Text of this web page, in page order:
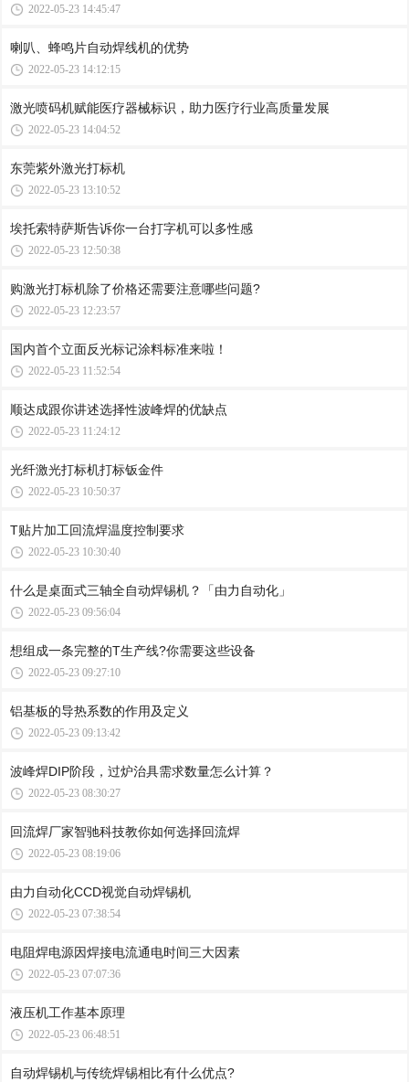
2022-05-23 14:45:47
喇叭、蜂鸣片自动焊线机的优势
2022-05-23 14:12:15
激光喷码机赋能医疗器械标识，助力医疗行业高质量发展
2022-05-23 14:04:52
东莞紫外激光打标机
2022-05-23 13:10:52
埃托索特萨斯告诉你一台打字机可以多性感
2022-05-23 12:50:38
购激光打标机除了价格还需要注意哪些问题?
2022-05-23 12:23:57
国内首个立面反光标记涂料标准来啦！
2022-05-23 11:52:54
顺达成跟你讲述选择性波峰焊的优缺点
2022-05-23 11:24:12
光纤激光打标机打标钣金件
2022-05-23 10:50:37
T贴片加工回流焊温度控制要求
2022-05-23 10:30:40
什么是桌面式三轴全自动焊锡机？「由力自动化」
2022-05-23 09:56:04
想组成一条完整的T生产线?你需要这些设备
2022-05-23 09:27:10
铝基板的导热系数的作用及定义
2022-05-23 09:13:42
波峰焊DIP阶段，过炉治具需求数量怎么计算？
2022-05-23 08:30:27
回流焊厂家智驰科技教你如何选择回流焊
2022-05-23 08:19:06
由力自动化CCD视觉自动焊锡机
2022-05-23 07:38:54
电阻焊电源因焊接电流通电时间三大因素
2022-05-23 07:07:36
液压机工作基本原理
2022-05-23 06:48:51
自动焊锡机与传统焊锡相比有什么优点?